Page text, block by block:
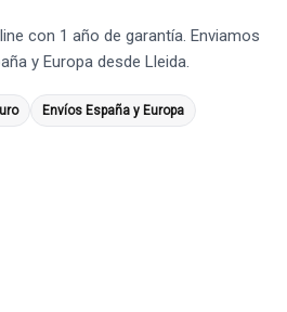
con 1 año de garantía. Enviamos
y Europa desde Lleida.
Envíos España y Europa